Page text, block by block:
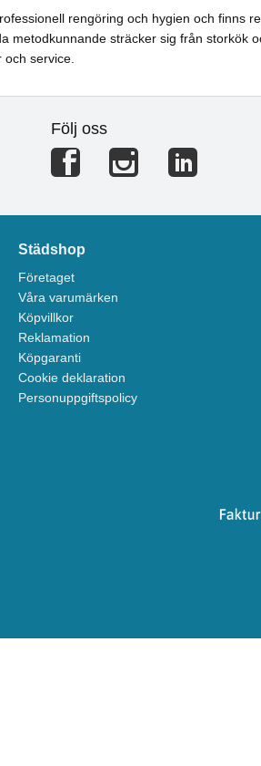
rengöring och hygien och finns
metodkunnande sträcker sig från
och service.
Följ oss
Städshop
Företaget
Våra varumärken
Köpvillkor
Reklamation
Köpgaranti
Cookie deklaration
Personuppgiftspolicy